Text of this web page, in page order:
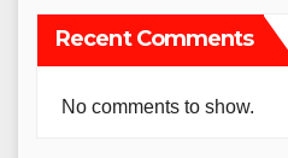
Recent Comments
No comments to show.